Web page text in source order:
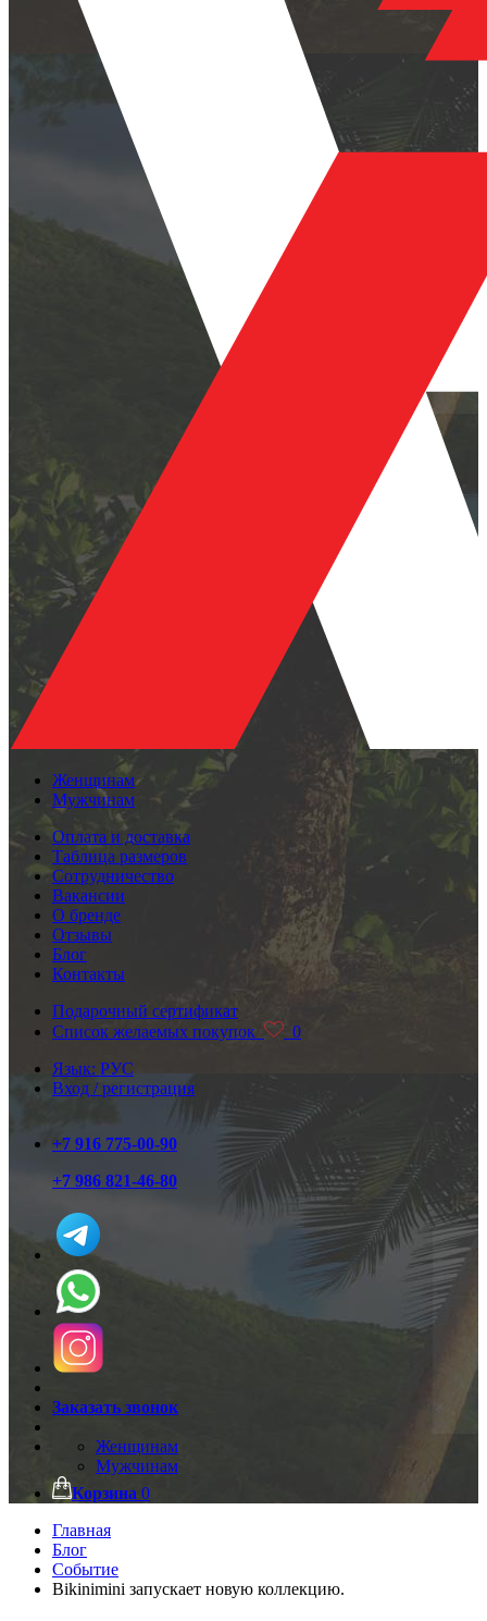
Женщинам
Мужчинам
Оплата и доставка
Таблица размеров
Сотрудничество
Вакансии
О бренде
Отзывы
Блог
Контакты
Подарочный сертификат
Список желаемых покупок
0
Язык: РУС
Вход / регистрация
+7 916 775-00-90
+7 986 821-46-80
Заказать звонок
Женщинам
Мужчинам
Корзина 0
Главная
Блог
Событие
Bikinimini запускает новую коллекцию.